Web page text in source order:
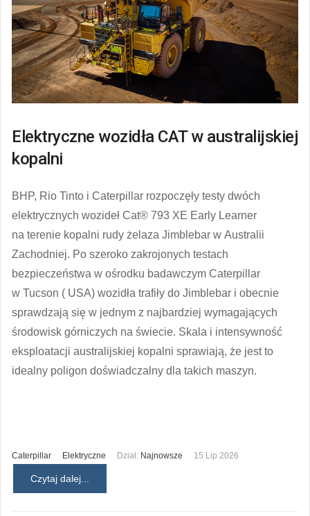
Elektryczne wozidła CAT w australijskiej
kopalni
BHP, Rio Tinto i Caterpillar rozpoczęły testy dwóch
elektrycznych wozideł Cat® 793 XE Early Learner
na terenie kopalni rudy żelaza Jimblebar w Australii
Zachodniej. Po szeroko zakrojonych testach
bezpieczeństwa w ośrodku badawczym Caterpillar
w Tucson ( USA) wozidła trafiły do ​​Jimblebar i obecnie
sprawdzają się w jednym z najbardziej wymagających
środowisk górniczych na świecie. Skala i intensywność
eksploatacji australijskiej kopalni sprawiają, że jest to
idealny poligon doświadczalny dla takich maszyn.
Caterpillar Elektryczne Dział: Najnowsze 15 Lip 2026
Czytaj dalej...